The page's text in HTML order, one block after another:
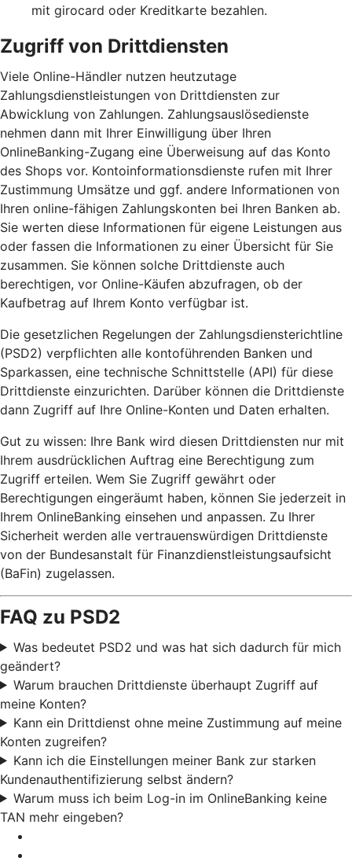
mit girocard oder Kreditkarte bezahlen.
Zugriff von Drittdiensten
Viele Online-Händler nutzen heutzutage
Zahlungsdienstleistungen von Drittdiensten zur
Abwicklung von Zahlungen. Zahlungsauslösedienste
nehmen dann mit Ihrer Einwilligung über Ihren
OnlineBanking-Zugang eine Überweisung auf das Konto
des Shops vor. Kontoinformationsdienste rufen mit Ihrer
Zustimmung Umsätze und ggf. andere Informationen von
Ihren online-fähigen Zahlungskonten bei Ihren Banken ab.
Sie werten diese Informationen für eigene Leistungen aus
oder fassen die Informationen zu einer Übersicht für Sie
zusammen. Sie können solche Drittdienste auch
berechtigen, vor Online-Käufen abzufragen, ob der
Kaufbetrag auf Ihrem Konto verfügbar ist.
Die gesetzlichen Regelungen der Zahlungsdiensterichtline
(PSD2) verpflichten alle kontoführenden Banken und
Sparkassen, eine technische Schnittstelle (API) für diese
Drittdienste einzurichten. Darüber können die Drittdienste
dann Zugriff auf Ihre Online-Konten und Daten erhalten.
Gut zu wissen: Ihre Bank wird diesen Drittdiensten nur mit
Ihrem ausdrücklichen Auftrag eine Berechtigung zum
Zugriff erteilen. Wem Sie Zugriff gewährt oder
Berechtigungen eingeräumt haben, können Sie jederzeit in
Ihrem OnlineBanking einsehen und anpassen. Zu Ihrer
Sicherheit werden alle vertrauenswürdigen Drittdienste
von der Bundesanstalt für Finanzdienstleistungsaufsicht
(BaFin) zugelassen.
FAQ zu PSD2
Was bedeutet PSD2 und was hat sich dadurch für mich
geändert?
Warum brauchen Drittdienste überhaupt Zugriff auf
meine Konten?
Kann ein Drittdienst ohne meine Zustimmung auf meine
Konten zugreifen?
Kann ich die Einstellungen meiner Bank zur starken
Kundenauthentifizierung selbst ändern?
Warum muss ich beim Log-in im OnlineBanking keine
TAN mehr eingeben?